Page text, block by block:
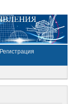
Регистрация